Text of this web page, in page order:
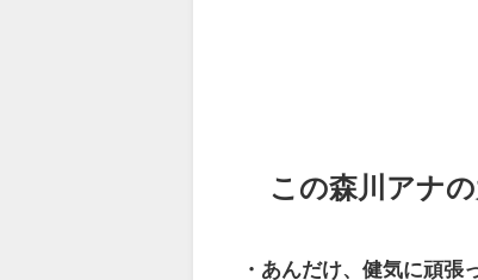
この森川アナ
・あんだけ、健気に頑張